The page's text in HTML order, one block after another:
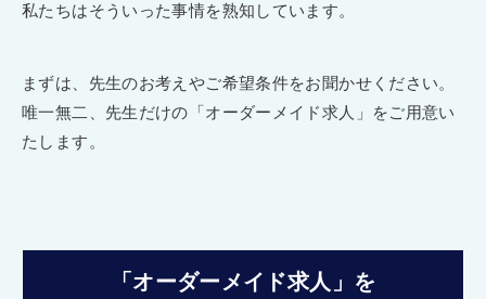
私たちはそういった事情を熟知しています。
まずは、先生のお考えやご希望条件をお聞かせください。
唯一無二、先生だけの「オーダーメイド求人」をご用意い
たします。
「オーダーメイド求人」を